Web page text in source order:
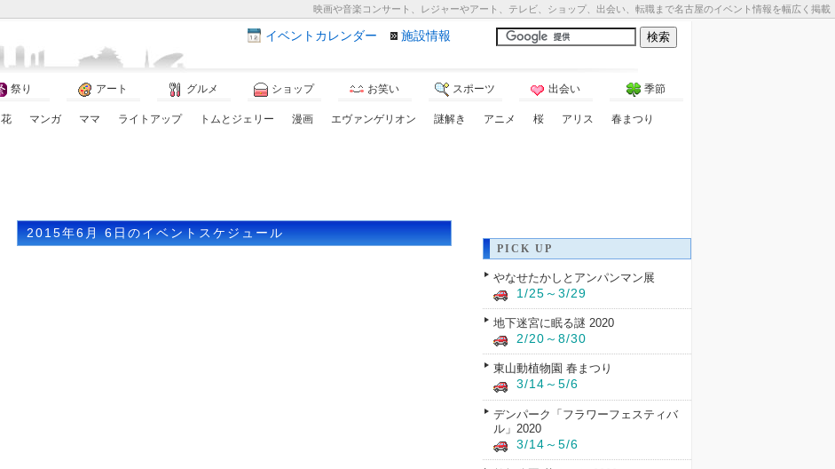
映画や音楽コンサート、レジャーやアート、テレビ、ショップ、出会い、転職まで名古屋のイベント情報を幅広く掲載
イベント カレンダー 施設情報
祭り アート グルメ ショップ お笑い スポーツ 出会い 季節
花 マンガ ママ ライトアップ トムとジェリー 漫画 エヴァンゲリオン 謎解き アニメ 桜 アリス
春まつり
2015年6月 6日のイベントスケジュール
PICK UP
やなせたかしとアンパンマン展
1/25～3/29
地下迷宮に眠る謎 2020
2/20～8/30
東山動植物園 春まつり
3/14～5/6
デンパーク「フラワーフェスティバ
ル」2020
3/14～5/6